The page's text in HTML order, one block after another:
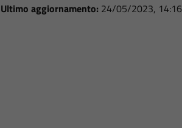
Ultimo aggiornamento: 24/05/2023, 14:16